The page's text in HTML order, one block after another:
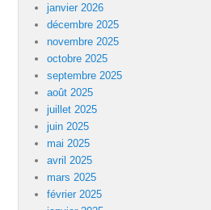
janvier 2026
décembre 2025
novembre 2025
octobre 2025
septembre 2025
août 2025
juillet 2025
juin 2025
mai 2025
avril 2025
mars 2025
février 2025